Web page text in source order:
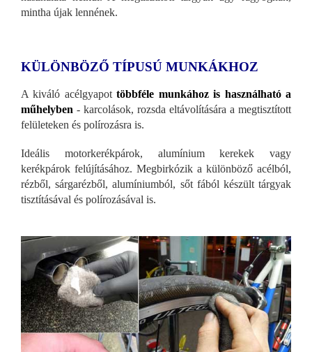
mintha újak lennének.
KÜLÖNBÖZŐ TÍPUSÚ MUNKÁKHOZ
A kiváló acélgyapottöbbféle munkához is használható a
műhelyben - karcolások, rozsda eltávolítására a megtisztított
felületeken és polírozásra is.
Ideális motorkerékpárok, alumínium kerekek vagy
kerékpárok felújításához. Megbirkózik a különböző acélból,
rézből, sárgarézből, alumíniumból, sőt fából készült tárgyak
tisztításával és polírozásával is.